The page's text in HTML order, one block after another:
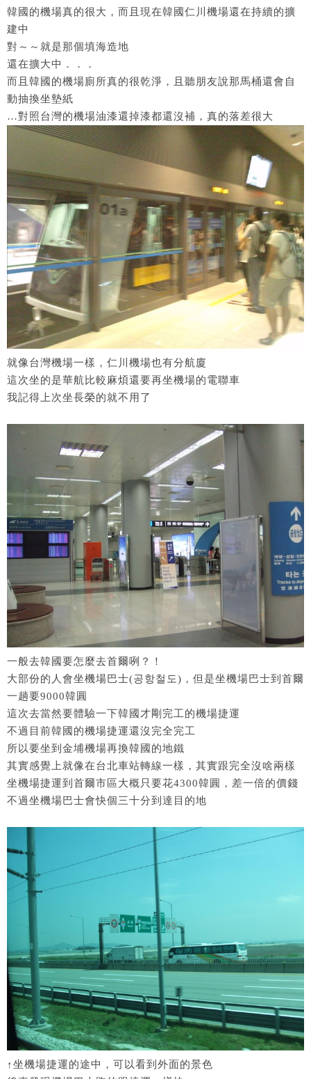
韓國的機場真的很大，而且現在韓國仁川機場還在持續的擴
建中
對～～就是那個填海造地
還在擴大中．．．
而且韓國的機場廁所真的很乾淨，且聽朋友說那馬桶還會自
動抽換坐墊紙
…對照台灣的機場油漆還掉漆都還沒補，真的落差很大
就像台灣機場一樣，仁川機場也有分航廈
這次坐的是華航比較麻煩還要再坐機場的電聯車
我記得上次坐長榮的就不用了
一般去韓國要怎麼去首爾咧？！
大部份的人會坐機場巴士(공항철도)，但是坐機場巴士到首爾
一趟要9000韓圓
這次去當然要體驗一下韓國才剛完工的機場捷運
不過目前韓國的機場捷運還沒完全完工
所以要坐到金埔機場再換韓國的地鐵
其實感覺上就像在台北車站轉線一樣，其實跟完全沒啥兩樣
坐機場捷運到首爾市區大概只要花4300韓圓，差一倍的價錢
不過坐機場巴士會快個三十分到達目的地
↑坐機場捷運的途中，可以看到外面的景色